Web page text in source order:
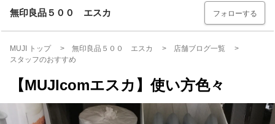
無印良品５００ エスカ フォローする
MUJI トップ 無印良品５００ エスカ
店舗ブログ一覧
スタッフのおすすめ
【MUJIcomエスカ】使い方色々